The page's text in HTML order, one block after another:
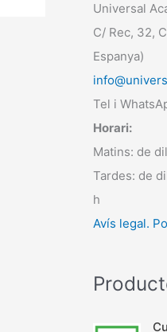
Universal
C/ Rec, 32,
Espanya)
Tel i
Horari:
Matins: de
Tardes: de
h
Avís legal.